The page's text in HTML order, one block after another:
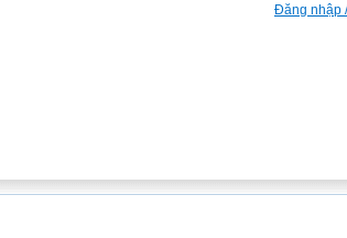
Đăng nhập